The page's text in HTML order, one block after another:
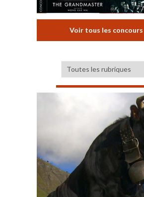
Voir tous les concours